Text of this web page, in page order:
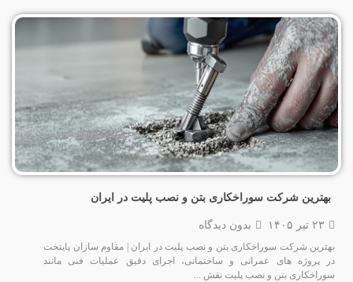
بهترین شرکت سوراخکاری بتن و نصب پلیت در ایران
۲۳ تیر ۱۴۰۵ بدون دیدگاه
بهترین شرکت سوراخکاری بتن و نصب پلیت در ایران | مقاوم سازان پایتخت
در پروژه‌ های عمرانی و ساختمانی، اجرای دقیق عملیات فنی مانند
سوراخکاری بتن و نصب پلیت نقش ...